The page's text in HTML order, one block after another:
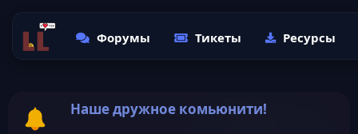
Форумы Тикеты Ресурсы
Наше дружное комьюнити!